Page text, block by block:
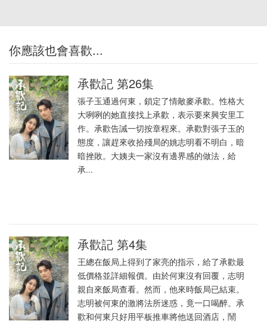
你應該也會喜歡...
承歡記 第26集
張子玉通過何東，鎖定了情敵麥承歡。性格大
大咧咧的她直接找上承歡，表示要來興安里工
作。承歡告誡一切按章程來。承歡對張子玉的
態度，讓趕來收拾殘局的姚志明看不明白，暗
暗挫敗。大姨夫一家沒有邊界感的做法，給
承...
承歡記 第4集
王總在飯局上得到了家亮的指示，給了承歡最
低價格並詳細報價。由於何東沒有回覆，志明
親自來飯局查看。然而，他來時飯局已結束。
志明被何東的激將法所迷惑，竟一口喝醉。承
歡和何東只好用平板推車將他送回酒店，鬧